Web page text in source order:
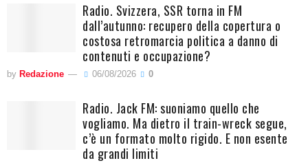
Radio. Svizzera, SSR torna in FM
dall’autunno: recupero della copertura o
costosa retromarcia politica a danno di
contenuti e occupazione?
by Redazione 06/08/2026 0
Radio. Jack FM: suoniamo quello che
vogliamo. Ma dietro il train-wreck segue,
c’è un formato molto rigido. E non esente
da grandi limiti